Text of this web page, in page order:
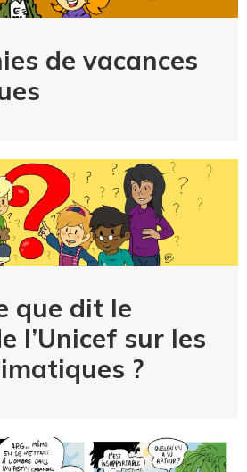
de vacances
que dit le
l’Unicef sur les
?